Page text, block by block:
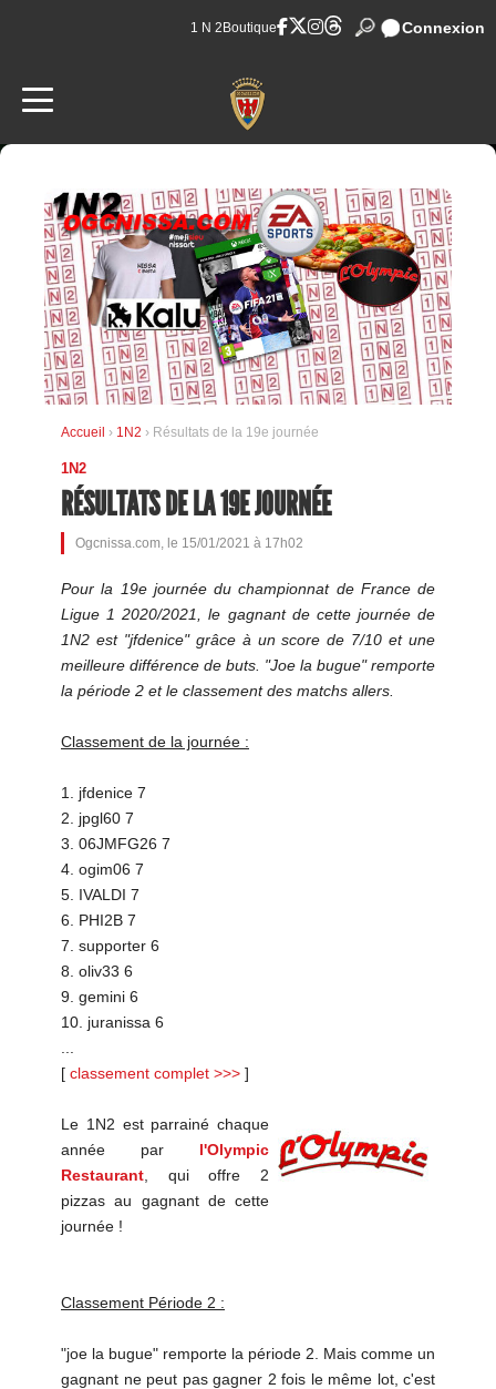
1 N 2 Boutique Connexion
Accueil › 1N2 › Résultats de la 19e journée
1N2
RÉSULTATS DE LA 19E JOURNÉE
Ogcnissa.com, le 15/01/2021 à 17h02
Pour la 19e journée du championnat de France de
Ligue 1 2020/2021, le gagnant de cette journée de
1N2 est "jfdenice" grâce à un score de 7/10 et une
meilleure différence de buts. "Joe la bugue" remporte
la période 2 et le classement des matchs allers.
Classement de la journée :
1. jfdenice 7
2. jpgl60 7
3. 06JMFG26 7
4. ogim06 7
5. IVALDI 7
6. PHI2B 7
7. supporter 6
8. oliv33 6
9. gemini 6
10. juranissa 6
[ classement complet >>> ]
Le 1N2 est parrainé chaque
année par l'Olympic
Restaurant , qui offre 2
pizzas au gagnant de cette
journée !
Classement Période 2 :
"joe la bugue" remporte la période 2. Mais comme un
gagnant ne peut pas gagner 2 fois le même lot, c'est